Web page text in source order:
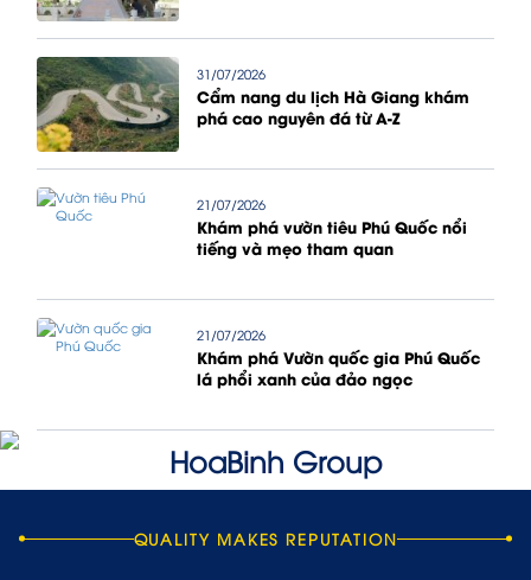
31/07/2026
Cẩm nang du lịch Hà Giang khám
phá cao nguyên đá từ A-Z
21/07/2026
Khám phá vườn tiêu Phú Quốc nổi
tiếng và mẹo tham quan
21/07/2026
Khám phá Vườn quốc gia Phú Quốc
lá phổi xanh của đảo ngọc
QUALITY MAKES REPUTATION